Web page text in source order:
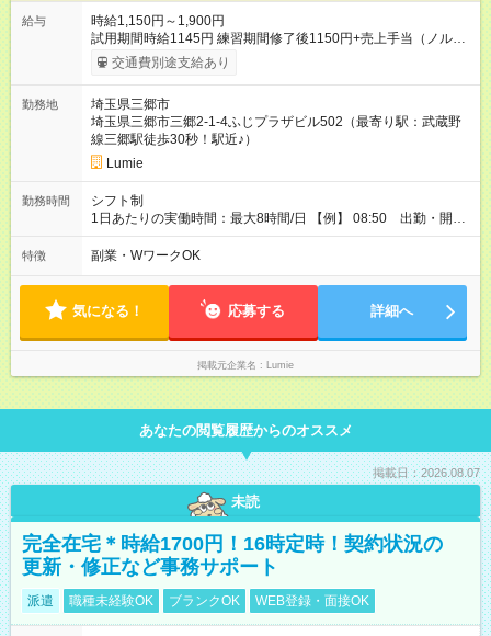
給与
時給1,150円～1,900円
試用期間時給1145円 練習期間修了後1150円+売上手当（ノルマ
なし、規定あり） 残業代別途支給 【試用期間】試用期間あり 試
用期間の長さ：1ヶ月 ※ 雇用形態と給与に、本採用時と異なる部
給 1,145円以上 1か月試用期間。試用期間修了後６か月有期雇
用。無期転用社員登用あり。
交通費別途支給あり
勤務地
埼玉県三郷市
埼玉県三郷市三郷2-1-4ふじプラザビル502（最寄り駅：武蔵野
線三郷駅徒歩30秒！駅近♪）
Lumie
勤務時間
シフト制
1日あたりの実働時間：最大8時間/日 【例】 08:50 出勤・開店
準備・予約確認 09:00 午前のお客様の施術対応 13:00 休憩
14:00 午後のお客様対応・接客 18:00 片付け・カルテ確認・
す。 ※ 18:00以降勤務できる方は、 8時間勤務以降は残業扱いと
なります。
特徴 副業・WワークOK
気になる！ 応募する 詳細へ
掲載元企業名 Lumie
あなたの閲覧履歴からのオススメ
掲載日：2026.08.07
未読
完全在宅＊時給1700円！16時定時！契約状況の
更新・修正など事務サポート
派遣 職種未経験OK ブランクOK WEB登録・面接OK